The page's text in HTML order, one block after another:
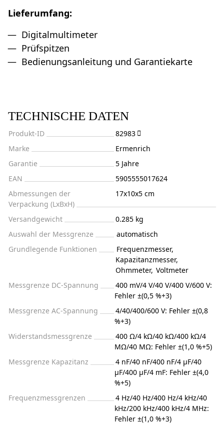
Lieferumfang:
Digitalmultimeter
Prüfspitzen
Bedienungsanleitung und Garantiekarte
TECHNISCHE DATEN
Produkt-ID
82983
Marke
Ermenrich
Garantie
5 Jahre
EAN
5905555017624
Abmessungen der
Verpackung (LxBxH)
17x10x5 cm
Versandgewicht
0.285 kg
Auswahl der Messgrenze
automatisch
Grundlegende Funktionen
Frequenzmesser,
Kapazitanzmesser,
Ohmmeter, Voltmeter
Messgrenze DC-Spannung
400 mV/4 V/40 V/400 V/600 V:
Fehler ±(0,5 %+3)
Messgrenze AC-Spannung
4/40/400/600 V: Fehler ±(0,8
%+3)
Widerstandsmessgrenze
400 Ω/4 kΩ/40 kΩ/400 kΩ/4
MΩ/40 MΩ: Fehler ±(1,0 %+5)
Messgrenze Kapazitanz
4 nF/40 nF/400 nF/4 μF/40
μF/400 μF/4 mF: Fehler ±(4,0
%+5)
Frequenzmessgrenzen
4 Hz/40 Hz/400 Hz/4 kHz/40
kHz/200 kHz/400 kHz/4 MHz:
Fehler ±(1,0 %+3)